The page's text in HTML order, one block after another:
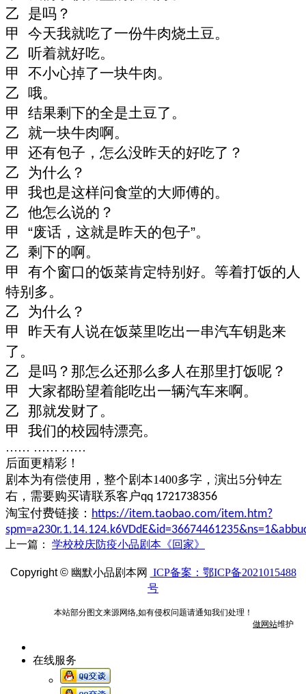
乙 是吗？
甲 今天我就吃了一份牛肉烧土豆。
乙 听着就好吃。
甲 不小心掉了一块牛肉。
乙 哦。
甲 结果剩下的全是土豆了。
乙 就一块牛肉啊。
甲 还有包子，怎么没昨天的好吃了？
乙 为什么？
甲 我也是这样问食堂的大师傅的。
乙 他怎么说的？
甲 “废话，这就是昨天的包子”。
乙 剩下的啊。
甲 有个窗口的饭菜肯定特别好。等着打饭的人
特别多。
乙 为什么？
甲 昨天有人说在饭菜里吃出一串汽车钥匙来
了。
乙 是吗？那怎么还那么多人在那里打饭呢？
甲 大家都盼望着能吃出一辆汽车来啊。
乙 那就发财了。
甲 我们的校园特漂亮。
…… …… ……
后面更精彩！
剧本为有偿使用，整个剧本1400多字，演出5分钟左
右，需要购买请联系客户qq 1721738356
淘宝付费链接： https://item.taobao.com/item.htm?
上一篇： 学校校庆防疫小品剧本《回家》
Copyright © 幽默小品剧本网
ICP备案：鄂ICP备2021015488
号
本站部分图文来源网络,如有侵权问题请通知我们处理！
做网站维护
在线服务